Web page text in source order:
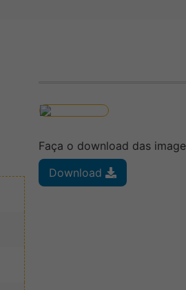
Faça o download das
Download